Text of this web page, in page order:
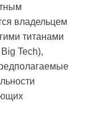
владельцем
титанами
Tech),